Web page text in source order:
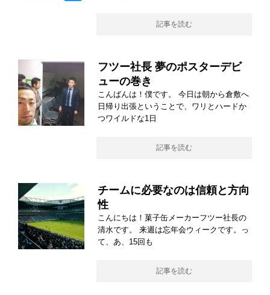
記事を読む
フツー社長 夢のポスターデビ
ューの巻き
こんばんは！僕です。 今日は朝から倉敷へ
日帰り出張ということで、ワリとハードか
つワイルドな1日
記事を読む
チームに必要なのは信頼と方向
性
こんにちは！菓子缶メーカーフツー社長の
清水です。 来週は忘年会ウィークです。っ
て、あ、15回も
記事を読む